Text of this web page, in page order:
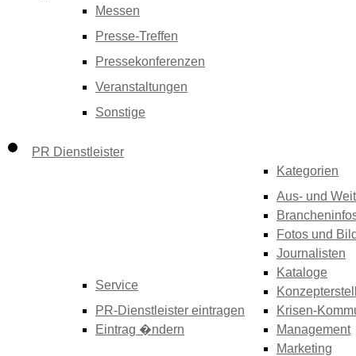
Messen
Presse-Treffen
Pressekonferenzen
Veranstaltungen
Sonstige
PR Dienstleister
Service
PR-Dienstleister eintragen
Eintrag �ndern
Kategorien
Aus- und
Fotos und
Journalisten
Kataloge
Krisen-
Management
Marketing